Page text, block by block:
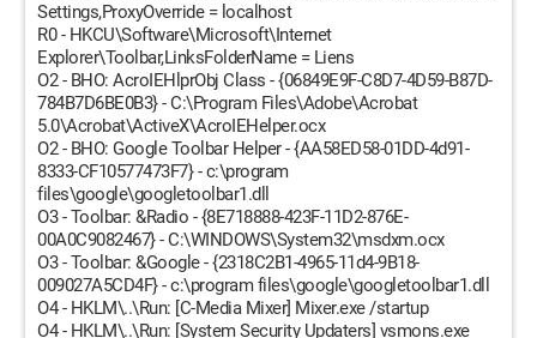
Settings,ProxyOverride = localhost
R0 - HKCU\Software\Microsoft\Internet
Explorer\Toolbar,LinksFolderName = Liens
O2 - BHO: AcroIEHlprObj Class - {06849E9F-C8D7-4D59-B87D-
784B7D6BE0B3} - C:\Program Files\Adobe\Acrobat
5.0\Acrobat\ActiveX\AcroIEHelper.ocx
O2 - BHO: Google Toolbar Helper - {AA58ED58-01DD-4d91-
8333-CF10577473F7} - c:\program
files\google\googletoolbar1.dll
O3 - Toolbar: &Radio - {8E718888-423F-11D2-876E-
00A0C9082467} - C:\WINDOWS\System32\msdxm.ocx
O3 - Toolbar: &Google - {2318C2B1-4965-11d4-9B18-
009027A5CD4F} - c:\program files\google\googletoolbar1.dll
O4 - HKLM\..\Run: [C-Media Mixer] Mixer.exe /startup
O4 - HKLM\..\Run: [System Security Updaters] vsmons.exe